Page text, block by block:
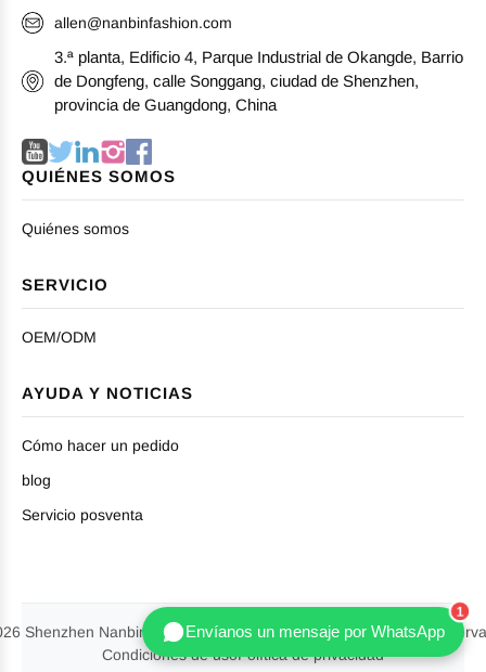
allen@nanbinfashion.com
3.ª planta, Edificio 4, Parque Industrial de Okangde, Barrio
de Dongfeng, calle Songgang, ciudad de Shenzhen,
provincia de Guangdong, China
QUIÉNES SOMOS
Quiénes somos
SERVICIO
OEM/ODM
AYUDA Y NOTICIAS
Cómo hacer un pedido
blog
Servicio posventa
Shenzhen Nanbin Technology Co., Ltd. Todos los derechos
Condiciones de usoPolítica de privacidad
Envíanos un mensaje por WhatsApp